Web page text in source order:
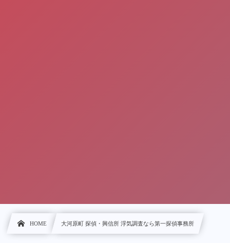
HOME 大河原町 探偵・興信所 浮気調査なら第一探偵事務所